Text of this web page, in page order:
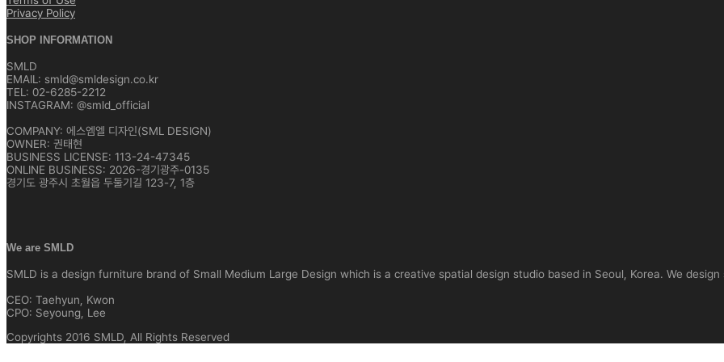
Privacy Policy
SHOP INFORMATION
SMLD
EMAIL: smld@smldesign.co.kr
TEL: 02-6285-2212
INSTAGRAM: @smld_official
COMPANY: 에스엠엘 디자인(SML DESIGN)
OWNER: 권태현
BUSINESS LICENSE: 113-24-47345
ONLINE BUSINESS: 2026-경기광주-0135
경기도 광주시 초월읍 두둘기길 123-7, 1층
We are SMLD
SMLD is a design furniture brand of Small Medium Large Design which is a creative spatial design studio based in Seoul, Korea. We
CEO: Taehyun, Kwon
CPO: Seyoung, Lee
Copyrights 2016 SMLD, All Rights Reserved